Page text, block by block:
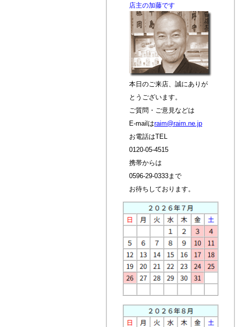
店主の加藤です
本日のご来店、誠にありが
とうございます。
ご質問・ご意見などは
E-mailはraim@raim.ne.jp
お電話はTEL
0120-05-4515
携帯からは
0596-29-0333まで
お待ちしております。